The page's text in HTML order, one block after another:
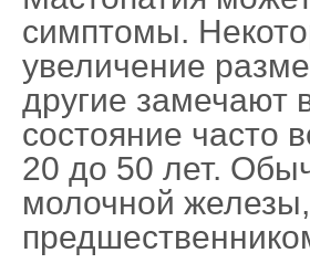
симптомы.
увеличение
другие замечают
состояние часто
20 до 50 лет.
молочной